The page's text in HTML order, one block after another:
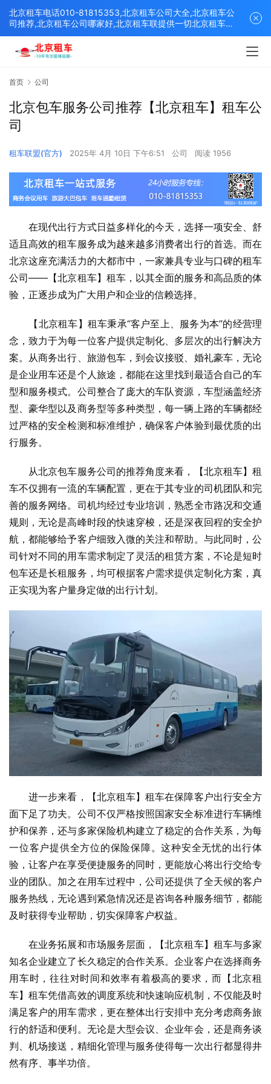
首页 公司
北京包车服务公司推荐【北京租车】租车公
司
租车联盟(官方) 2025年 4月 10日 下午6:51 公司 阅读 1956
在现代出行方式日益多样化的今天，选择一项安全、舒
适且高效的租车服务成为越来越多消费者出行的首选。而在
北京这座充满活力的大都市中，一家兼具专业与口碑的租车
公司——【北京租车】租车，以其全面的服务和高品质的体
验，正逐步成为广大用户和企业的信赖选择。
【北京租车】租车秉承“客户至上、服务为本”的经营理
念，致力于为每一位客户提供定制化、多层次的出行解决方
案。从商务出行、旅游包车，到会议接驳、婚礼豪车，无论
是企业用车还是个人旅途，都能在这里找到最适合自己的车
型和服务模式。公司整合了庞大的车队资源，车型涵盖经济
型、豪华型以及商务型等多种类型，每一辆上路的车辆都经
过严格的安全检测和标准维护，确保客户体验到最优质的出
行服务。
从北京包车服务公司的推荐角度来看，【北京租车】租
车不仅拥有一流的车辆配置，更在于其专业的司机团队和完
善的服务网络。司机均经过专业培训，熟悉全市路况和交通
规则，无论是高峰时段的快速穿梭，还是深夜回程的安全护
航，都能够给予客户细致入微的关注和帮助。与此同时，公
司针对不同的用车需求制定了灵活的租赁方案，不论是短时
包车还是长租服务，均可根据客户需求提供定制化方案，真
正实现为客户量身定做的出行计划。
进一步来看，【北京租车】租车在保障客户出行安全方
面下足了功夫。公司不仅严格按照国家安全标准进行车辆维
护和保养，还与多家保险机构建立了稳定的合作关系，为每
一位客户提供全方位的保险保障。这种安全无忧的出行体
验，让客户在享受便捷服务的同时，更能放心将出行交给专
业的团队。加之在用车过程中，公司还提供了全天候的客户
服务热线，无论遇到紧急情况还是咨询各种服务细节，都能
及时获得专业帮助，切实保障客户权益。
在业务拓展和市场服务层面，【北京租车】租车与多家
知名企业建立了长久稳定的合作关系。企业客户在选择商务
用车时，往往对时间和效率有着极高的要求，而【北京租
车】租车凭借高效的调度系统和快速响应机制，不仅能及时
满足客户的用车需求，更在整体出行安排中充分考虑商务旅
行的舒适和便利。无论是大型会议、企业年会，还是商务谈
判、机场接送，精细化管理与服务使得每一次出行都显得井
然有序、事半功倍。
北京租车电话010-81815353,北京租车公司大全,北京租车公
司推荐,北京租车公司哪家好,北京租车联提供一切北京租车解
决方案,打造北京优质的租车平台！